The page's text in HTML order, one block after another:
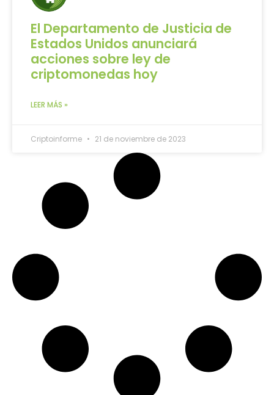
El Departamento de Justicia de
Estados Unidos anunciará
acciones sobre ley de
criptomonedas hoy
LEER MÁS »
Criptoinforme 21 de noviembre de 2023